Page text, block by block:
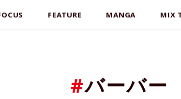
FEATURE MANGA MIX
#バーバー